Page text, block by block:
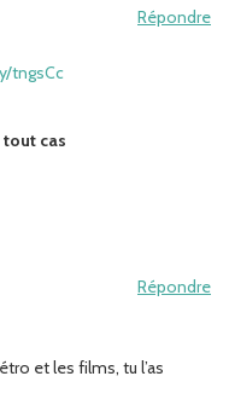
Répondre
tngsCc
tout cas
Répondre
et les films, tu l’as